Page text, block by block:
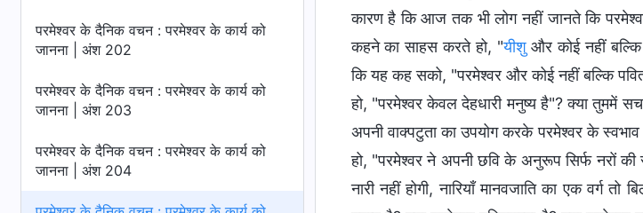
परमेश्वर के दैनिक वचन : परमेश्वर के कार्य को
जानना | अंश 202
परमेश्वर के दैनिक वचन : परमेश्वर के कार्य को
जानना | अंश 203
परमेश्वर के दैनिक वचन : परमेश्वर के कार्य को
जानना | अंश 204
कारण है कि आज तक भी लोग नहीं जानते कि
कहने का साहस करते हो, "यीशुऔर कोई नहीं बल्कि
कि यह कह सको, "परमेश्वर और कोई नहीं बल्कि
हो, "परमेश्वर केवल देहधारी मनुष्य है"? क्या तुममें
अपनी वाक्पटुता का उपयोग करके परमेश्वर के
हो, "परमेश्वर ने अपनी छवि के अनुरूप सिर्फ नरों की
नारी नहीं होगी, नारियाँ मानवजाति का एक वर्ग